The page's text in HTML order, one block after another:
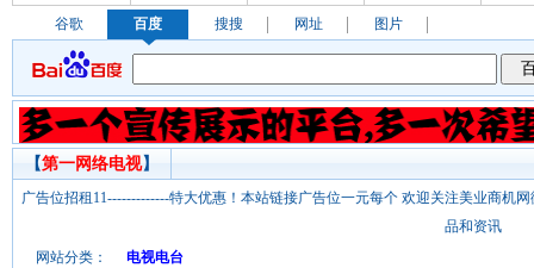
谷歌 百度 搜搜 网址 图片
【第一网络电视】
广告位招租11-------------特大优惠！本站链接广告位一元每个 欢迎关注美业商机
品和资讯
网站分类：
电视电台